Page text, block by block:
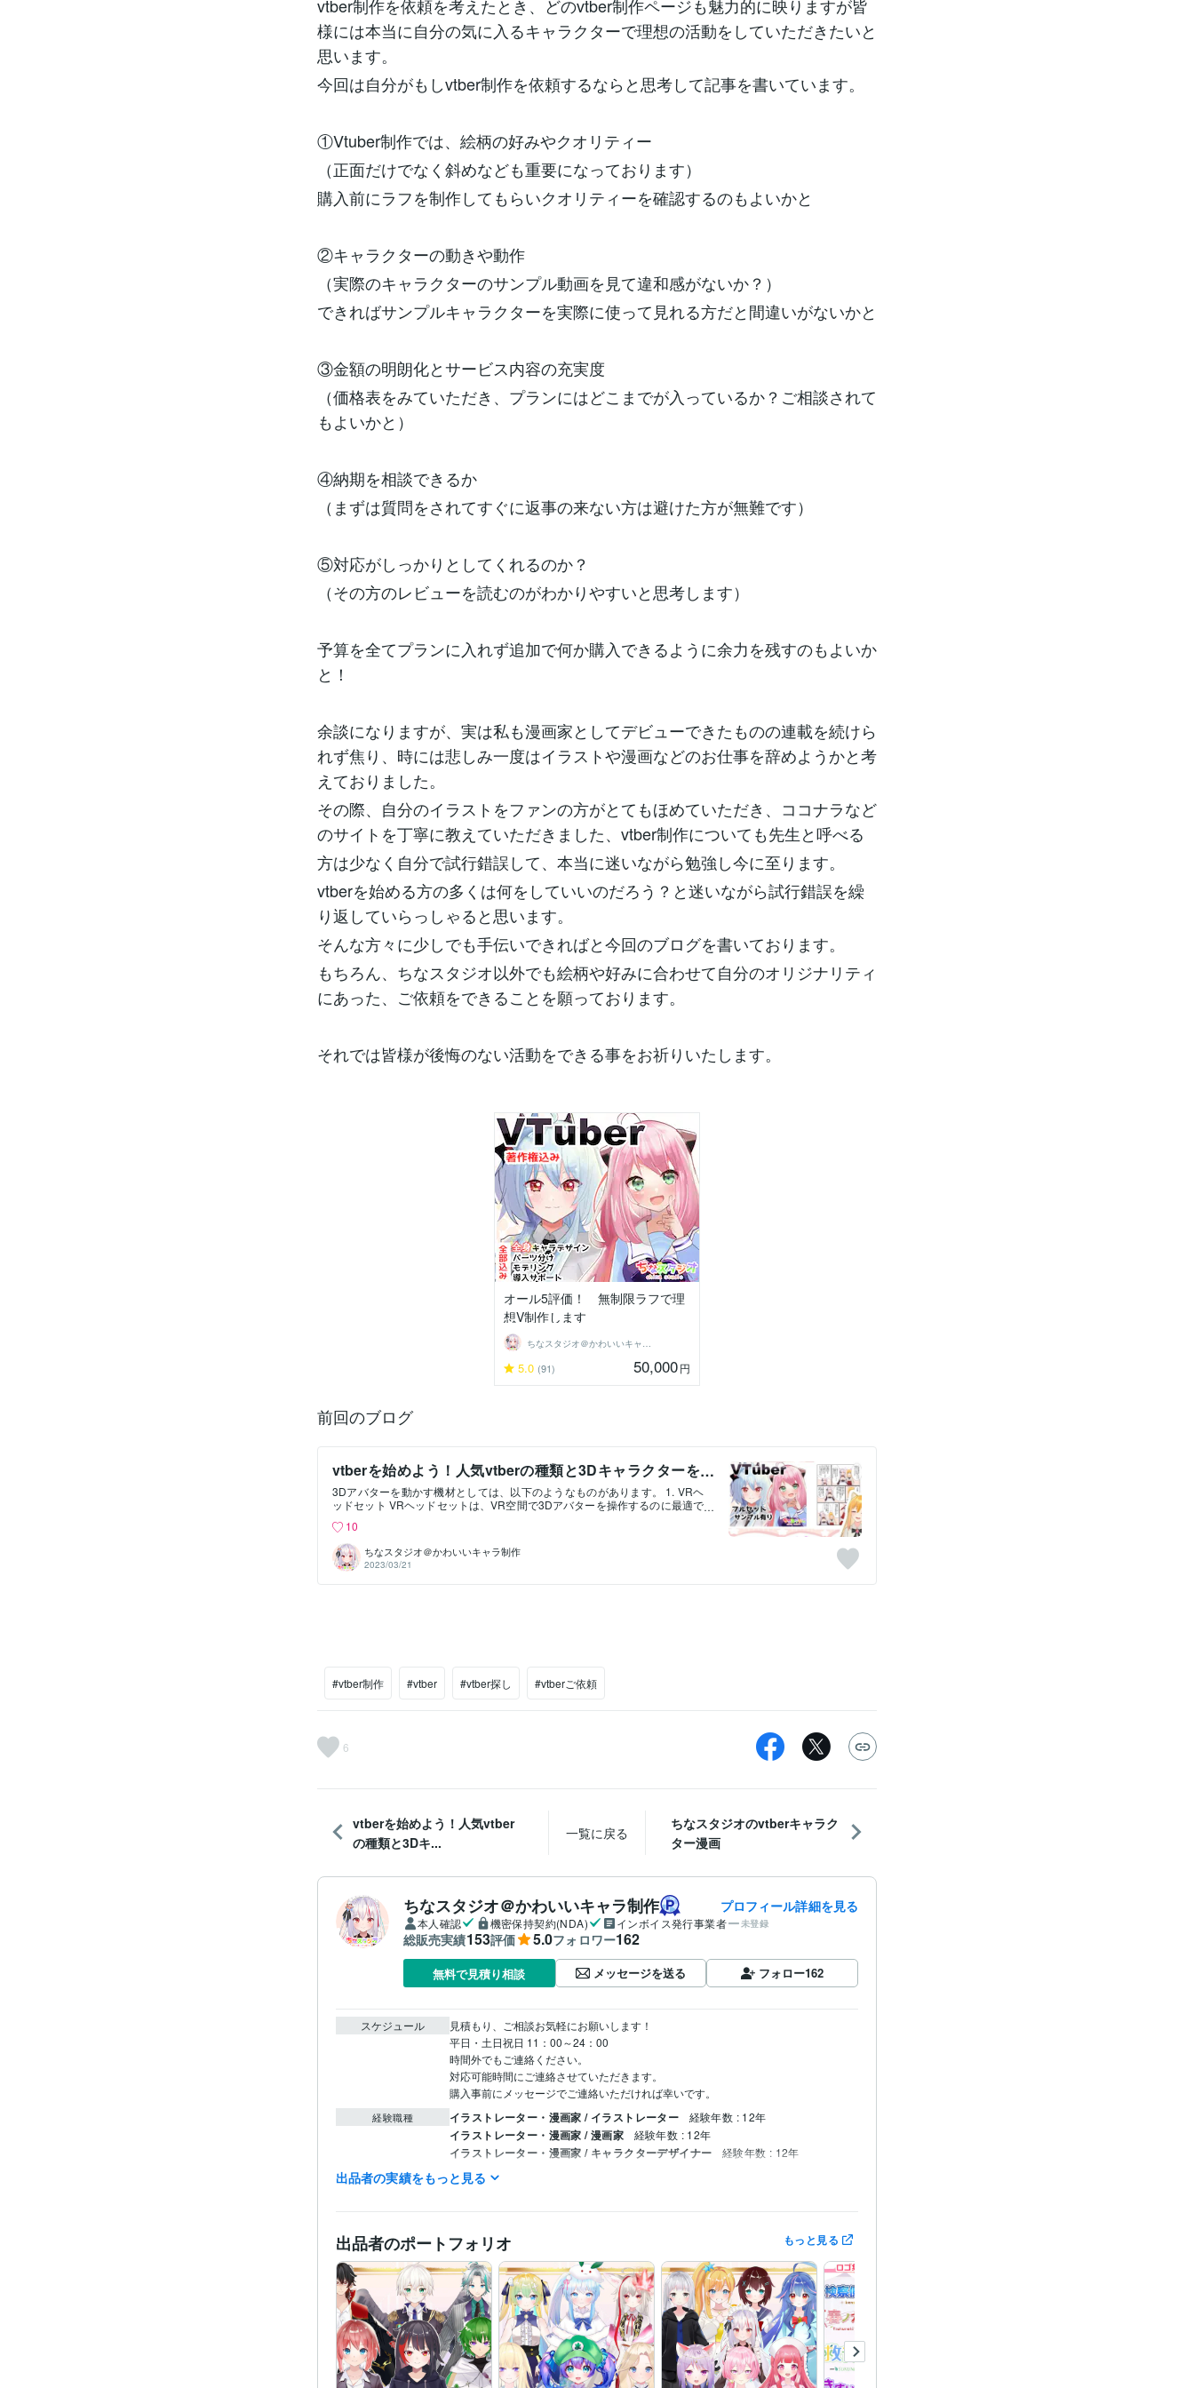
vtber制作を依頼を考えたとき、どのvtber制作ページも魅力的に映りますが皆
様には本当に自分の気に入るキャラクターで理想の活動をしていただきたいと
思います。
今回は自分がもしvtber制作を依頼するならと思考して記事を書いています。
①Vtuber制作では、絵柄の好みやクオリティー
（正面だけでなく斜めなども重要になっております）
購入前にラフを制作してもらいクオリティーを確認するのもよいかと
②キャラクターの動きや動作
（実際のキャラクターのサンプル動画を見て違和感がないか？）
できればサンプルキャラクターを実際に使って見れる方だと間違いがないかと
③金額の明朗化とサービス内容の充実度
（価格表をみていただき、プランにはどこまでが入っているか？ご相談されて
もよいかと）
④納期を相談できるか
（まずは質問をされてすぐに返事の来ない方は避けた方が無難です）
⑤対応がしっかりとしてくれるのか？
（その方のレビューを読むのがわかりやすいと思考します）
予算を全てプランに入れず追加で何か購入できるように余力を残すのもよいか
と！
余談になりますが、実は私も漫画家としてデビューできたものの連載を続けら
れず焦り、時には悲しみ一度はイラストや漫画などのお仕事を辞めようかと考
えておりました。
その際、自分のイラストをファンの方がとてもほめていただき、ココナラなど
のサイトを丁寧に教えていただきました、vtber制作についても先生と呼べる
方は少なく自分で試行錯誤して、本当に迷いながら勉強し今に至ります。
vtberを始める方の多くは何をしていいのだろう？と迷いながら試行錯誤を繰
り返していらっしゃると思います。
そんな方々に少しでも手伝いできればと今回のブログを書いております。
もちろん、ちなスタジオ以外でも絵柄や好みに合わせて自分のオリジナリティ
にあった、ご依頼をできることを願っております。
それでは皆様が後悔のない活動をできる事をお祈りいたします。
オール5評価！ 無制限ラフで理
想V制作します
ちなスタジオ＠かわいいキャラ制作
5.0 (91) 50,000円
前回のブログ
vtberを始めよう！人気vtberの種類と3Dキャラクターを
操作する機材は
3Dアバターを動かす機材としては、以下のようなものがあります。 1. VRヘ
ッドセット VRヘッドセットは、VR空間で3Dアバターを操作するのに最適で
Realityなどがあります。 2. モーションキャプチャーデバイス モーションキャ
プチャーデバイスは、人の動きを検出して3Dアバターに反映させることがで
きます。例えば、KinectやXsensなどがあります。3. ゲーミングマウス＆キー
ボード 一部の3Dアバターアプリでは、ゲーミングマウスとキーボードを使用
してアバターを操作できます。 4. iOS/Androidデバイス 一部の3Dアバターア
ている事も珍しくありませんがパソコンの性能やキャプチャーなどの付属品
大掛かりなものが必要です。個人ではかなりハードルが高いです。また、4番
の簡易3DキャラクターはVRoid Studioが有名です！簡単にキャラクターを作
るためプリセットメニューが豊富に取り揃えていますまた、こだわろうと思
10
ちなスタジオ＠かわいいキャラ制作
2023/03/21
#vtber制作 #vtber #vtber探し #vtberご依頼
6
vtberを始めよう！人気vtber
の種類と3Dキ...
一覧に戻る
ちなスタジオのvtberキャラク
ター漫画
ちなスタジオ＠かわいいキャラ制作 プロフィール詳細を見る
本人確認 機密保持契約(NDA) インボイス発行事業者 未登録
総販売実績153評価 5.0フォロワー162
無料で見積り相談 メッセージを送る フォロー162
スケジュール
見積もり、ご相談お気軽にお願いします！
平日・土日祝日 11：00～24：00
時間外でもご連絡ください。
対応可能時間にご連絡させていただきます。
購入事前にメッセージでご連絡いただければ幸いです。
経験職種 イラストレーター・漫画家 / イラストレーター 経験年数 : 12年
イラストレーター・漫画家 / 漫画家 経験年数 : 12年
イラストレーター・漫画家 / キャラクターデザイナー 経験年数 : 12年
イラストレーター・漫画家 / キャラクターモデラー
得意分野 イラスト作成・漫画制作
イラスト Vtuber IRIAM キャラクターデザイン live2 表情差分 モデリング
イラスト作成・漫画制作 イラスト制作　SNSアイコン　漫画
立ち絵 キャラクターデザイン イラスト Live2D 表情差分
出品者の実績をもっと見る
出品者のポートフォリオ もっと見る